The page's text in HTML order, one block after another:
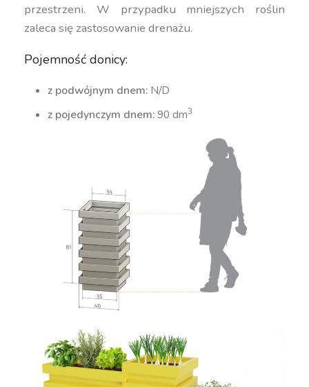
przestrzeni. W przypadku mniejszych roślin
zaleca się zastosowanie drenażu.
Pojemność donicy:
z podwójnym dnem: N/D
z pojedynczym dnem:90 dm3